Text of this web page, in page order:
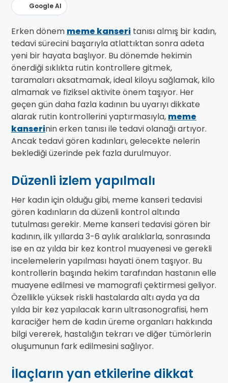
Google AI
Erken dönem meme kanseri tanısı almış bir kadın,
tedavi sürecini başarıyla atlattıktan sonra adeta
yeni bir hayata başlıyor. Bu dönemde hekimin
önerdiği sıklıkta rutin kontrollere gitmek,
taramaları aksatmamak, ideal kiloyu sağlamak, kilo
almamak ve fiziksel aktivite önem taşıyor. Her
geçen gün daha fazla kadının bu uyarıyı dikkate
alarak rutin kontrollerini yaptırmasıyla, meme
kanserinin erken tanısı ile tedavi olanağı artıyor.
Ancak tedavi gören kadınları, gelecekte nelerin
beklediği üzerinde pek fazla durulmuyor.
Düzenli izlem yapılmalı
Her kadın için olduğu gibi, meme kanseri tedavisi
gören kadınların da düzenli kontrol altında
tutulması gerekir. Meme kanseri tedavisi gören bir
kadının, ilk yıllarda 3-6 aylık aralıklarla, sonrasında
ise en az yılda bir kez kontrol muayenesi ve gerekli
incelemelerin yapılması hayati önem taşıyor. Bu
kontrollerin başında hekim tarafından hastanın elle
muayene edilmesi ve mamografi çektirmesi geliyor.
Özellikle yüksek riskli hastalarda altı ayda ya da
yılda bir kez yapılacak karın ultrasonografisi, hem
karaciğer hem de kadın üreme organları hakkında
bilgi vererek, hastalığın tekrarı ve diğer tümörlerin
oluşumunun fark edilmesini sağlıyor.
İlaçların yan etkilerine dikkat